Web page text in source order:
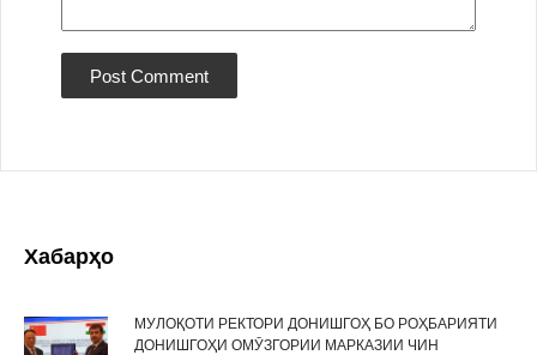
Хабарҳо
МУЛОҚОТИ РЕКТОРИ ДОНИШГОҲ БО РОҲБАРИЯТИ
ДОНИШГОҲИ ОМӮЗГОРИИ МАРКАЗИИ ЧИН